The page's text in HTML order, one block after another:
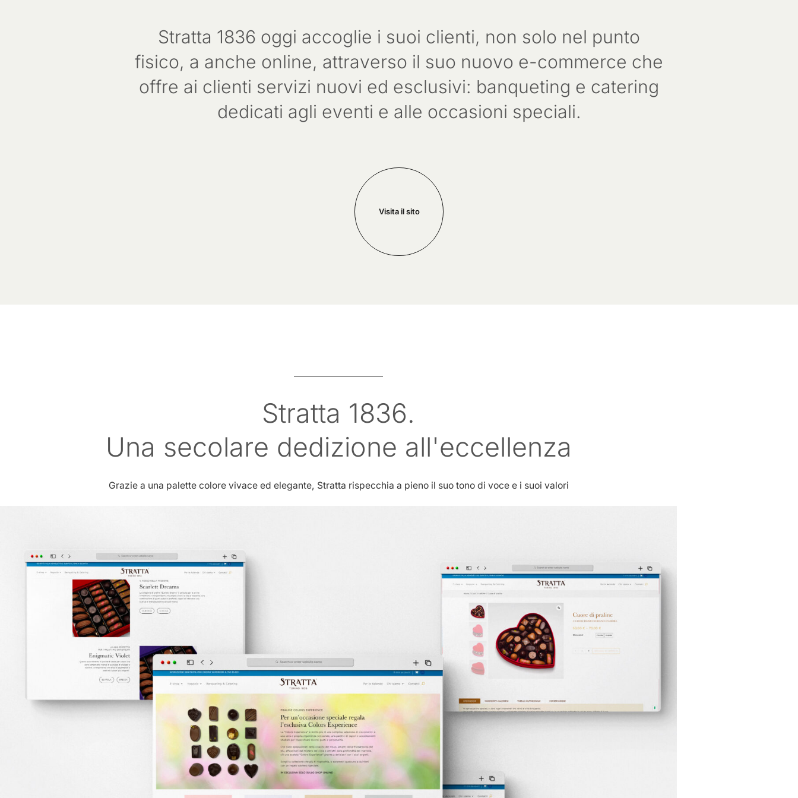
Stratta 1836 oggi accoglie i suoi clienti, non solo nel punto
fisico, a anche online, attraverso il suo nuovo e-commerce che
offre ai clienti servizi nuovi ed esclusivi: banqueting e catering
dedicati agli eventi e alle occasioni speciali.
Visita il sito
Stratta 1836.
Una secolare dedizione all'eccellenza
Grazie a una palette colore vivace ed elegante, Stratta rispecchia a pieno il suo tono di voce e i suoi valori